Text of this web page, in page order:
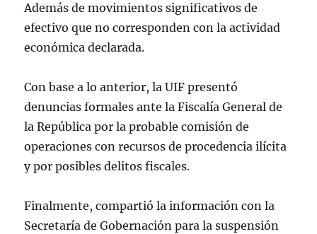
Además de movimientos significativos de
efectivo que no corresponden con la actividad
económica declarada.
Con base a lo anterior, la UIF presentó
denuncias formales ante la Fiscalía General de
la República por la probable comisión de
operaciones con recursos de procedencia ilícita
y por posibles delitos fiscales.
Finalmente, compartió la información con la
Secretaría de Gobernación para la suspensión